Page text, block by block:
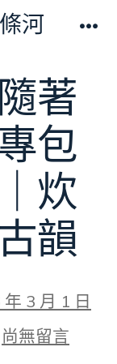
河
著
包
炊
韻
3 月 1 日
在
〈鑒
尚無留言